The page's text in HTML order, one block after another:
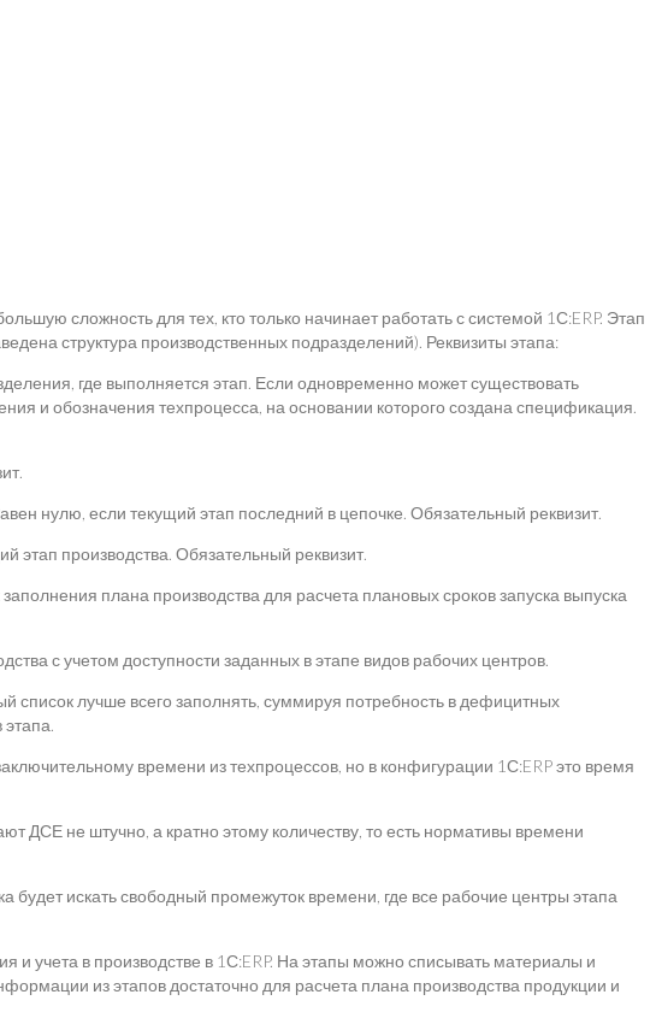
сложность для тех, кто только начинает работать с системой 1С:ERP. Этап
структура производственных подразделений). Реквизиты этапа:
где выполняется этап. Если одновременно может существовать
и обозначения техпроцесса, на основании которого создана спецификация.
нулю, если текущий этап последний в цепочке. Обязательный реквизит.
этап производства. Обязательный реквизит.
плана производства для расчета плановых сроков запуска выпуска
с учетом доступности заданных в этапе видов рабочих центров.
список лучше всего заполнять, суммируя потребность в дефицитных
времени из техпроцессов, но в конфигурации 1С:ERP это время
ДСЕ не штучно, а кратно этому количеству, то есть нормативы времени
будет искать свободный промежуток времени, где все рабочие центры этапа
и учета в производстве в 1С:ERP. На этапы можно списывать материалы и
из этапов достаточно для расчета плана производства продукции и